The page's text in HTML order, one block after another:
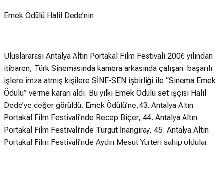
Emek Ödülü Halil Dede’nin
Uluslararası Antalya Altın Portakal Film Festivali 2006 yılından
itibaren, Türk Sinemasında kamera arkasında çalışan, başarılı
işlere imza atmış kişilere SİNE-SEN işbirliği ile “Sinema Emek
Ödülü” verme kararı aldı. Bu yılki Emek Ödülü set işçisi Halil
Dede’ye değer görüldü. Emek Ödülü’ne,43. Antalya Altın
Portakal Film Festivali’nde Recep Biçer, 44. Antalya Altın
Portakal Film Festivali’nde Turgut İnangiray, 45. Antalya Altın
Portakal Film Festivali’nde Aydın Mesut Yurteri sahip oldular.